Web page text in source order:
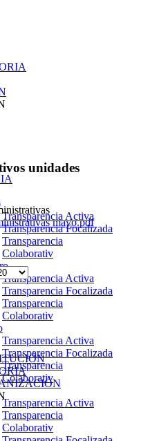
Transparencia Activa
Transparencia Focalizada
Transparencia
Colaborativ
Transparencia Activa
Transparencia Focalizada
Transparencia
Colaborativ
Transparencia Activa
Transparencia Focalizada
Transparencia
Colaborativ
Transparencia Activa
Transparencia
Colaborativ
unidades
mayo.pdf